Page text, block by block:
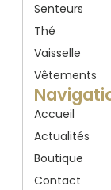
Senteurs
Thé
Vaisselle
Vêtements
Accueil
Actualités
Boutique
Contact